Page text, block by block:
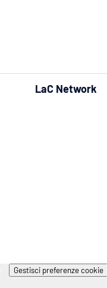
LaC Network
Gestisci preferenze cookie